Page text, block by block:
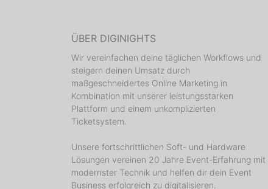
ÜBER DIGINIGHTS
Wir vereinfachen deine täglichen Workflows und
steigern deinen Umsatz durch
maßgeschneidertes Online Marketing in
Kombination mit unserer leistungsstarken
Plattform und einem unkomplizierten
Ticketsystem.
Unsere fortschrittlichen Soft- und Hardware
Lösungen vereinen 20 Jahre Event-Erfahrung mit
modernster Technik und helfen dir dein Event
Business erfolgreich zu digitalisieren.